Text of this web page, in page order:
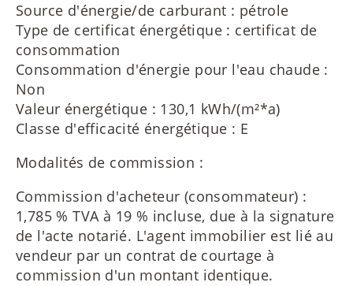
Source d'énergie/de carburant : pétrole
Type de certificat énergétique : certificat de
consommation
Consommation d'énergie pour l'eau chaude :
Non
Valeur énergétique : 130,1 kWh/(m²*a)
Classe d'efficacité énergétique : E
Modalités de commission :
Commission d'acheteur (consommateur) :
1,785 % TVA à 19 % incluse, due à la signature
de l'acte notarié. L'agent immobilier est lié au
vendeur par un contrat de courtage à
commission d'un montant identique.